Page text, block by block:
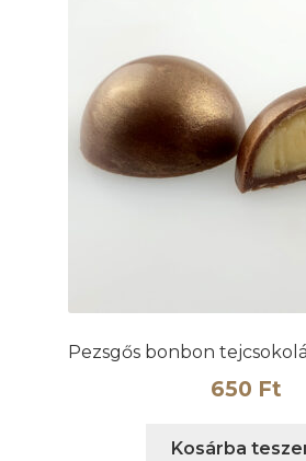
Pezsgős bonbon
650 Ft
Kosárba